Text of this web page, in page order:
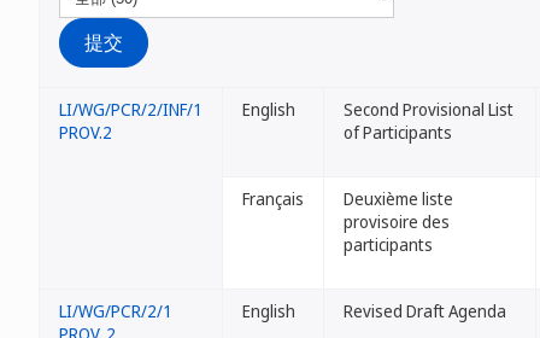
LI/WG/PCR/2/INF/1
PROV.2
English
Second Provisional List
of Participants
Français
Deuxième liste
provisoire des
participants
LI/WG/PCR/2/1
English Revised Draft Agenda